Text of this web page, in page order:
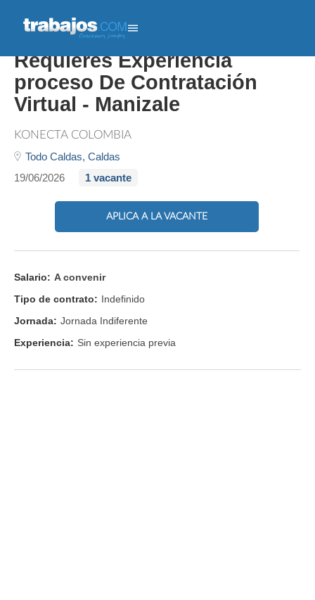
Patrocinio Educativo No
Requieres Experiencia
proceso De Contratación
Virtual - Manizale
KONECTA COLOMBIA
Todo Caldas, Caldas
19/06/2026
1 vacante
APLICA A LA VACANTE
Salario: A convenir
Tipo de contrato: Indefinido
Jornada: Jornada Indiferente
Experiencia: Sin experiencia previa